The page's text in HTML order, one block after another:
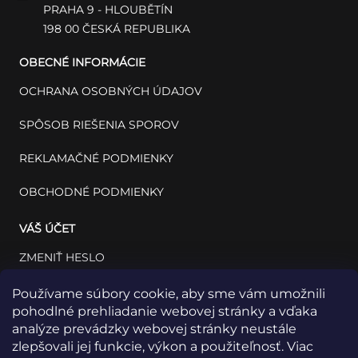
Používame súbory cookie, aby sme vám umožnili
pohodlné prehliadanie webovej stránky a vďaka
analýze prevádzky webovej stránky neustále
zlepšovali jej funkcie, výkon a použiteľnosť. Viac
PRAHA 9 - HLOUBĚTÍN
198 00 ČESKÁ REPUBLIKA
OBECNÉ INFORMÁCIE
OCHRANA OSOBNÝCH ÚDAJOV
SPÔSOB RIEŠENIA SPOROV
REKLAMAČNÉ PODMIENKY
OBCHODNÉ PODMIENKY
VÁŠ ÚČET
ZMENIŤ HESLO
VÁŠ PROFIL
VAŠE OBJEDNÁVKY